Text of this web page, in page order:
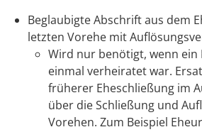
Beglaubigte Abschrift aus dem
letzten Vorehe mit
Wird nur benötigt, wenn ein
einmal verheiratet war.
früherer Eheschließung im
über die Schließung und
Vorehen. Zum Beispiel